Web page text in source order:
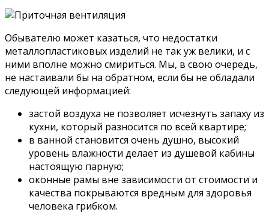
Обывателю может казаться, что недостатки
металлопластиковых изделий не так уж велики, и с
ними вполне можно смириться. Мы, в свою очередь,
не настаивали бы на обратном, если бы не обладали
следующей информацией:
застой воздуха не позволяет исчезнуть запаху из
кухни, который разносится по всей квартире;
в ванной становится очень душно, высокий
уровень влажности делает из душевой кабины
настоящую парную;
оконные рамы вне зависимости от стоимости и
качества покрываются вредным для здоровья
человека грибком.